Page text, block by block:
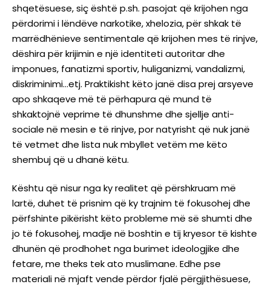
shqetësuese, siç është p.sh. pasojat që krijohen nga
përdorimi i lëndëve narkotike, xhelozia, për shkak të
marrëdhënieve sentimentale që krijohen mes të rinjve,
dëshira për krijimin e një identiteti autoritar dhe
imponues, fanatizmi sportiv, huliganizmi, vandalizmi,
diskriminimi…etj. Praktikisht këto janë disa prej arsyeve
apo shkaqeve më të përhapura që mund të
shkaktojnë veprime të dhunshme dhe sjellje anti-
sociale në mesin e të rinjve, por natyrisht që nuk janë
të vetmet dhe lista nuk mbyllet vetëm me këto
shembuj që u dhanë këtu.
Kështu që nisur nga ky realitet që përshkruam më
lartë, duhet të prisnim që ky trajnim të fokusohej dhe
përfshinte pikërisht këto probleme më së shumti dhe
jo të fokusohej, madje në boshtin e tij kryesor të kishte
dhunën që prodhohet nga burimet ideologjike dhe
fetare, me theks tek ato muslimane. Edhe pse
materiali në mjaft vende përdor fjalë përgjithësuese,